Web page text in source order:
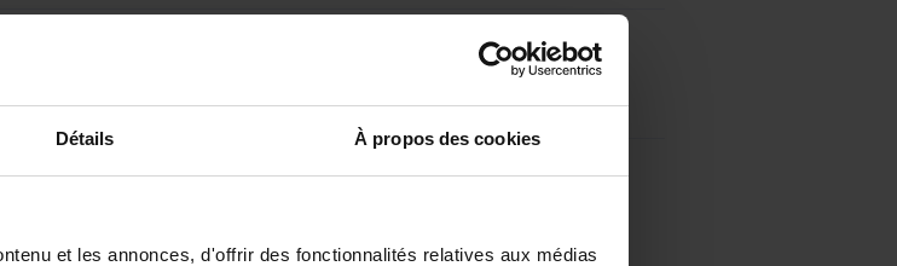
Détails À propos des cookies
et les annonces, d'offrir des fonctionnalités relatives aux médias